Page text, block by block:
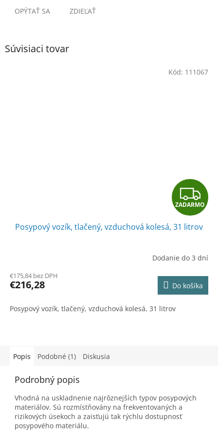
OPÝTAŤ SA ZDIEĽAŤ
Súvisiaci tovar
Z
A
D
A
R
M
ZADARMO
Posypový vozík, tlačený, vzduchová kolesá, 31 litrov
Dodanie do 3 dní
€175,84 bez DPH
€216,28 Do košíka
Posypový vozík, tlačený, vzduchová kolesá, 31 litrov
Kód: 111067
Popis Podobné (1) Diskusia
Podrobný popis
Vhodná na uskladnenie najrôznejších typov posypových
materiálov. Sú rozmístňovány na frekventovaných a
rizikových úsekoch a zaisťujú tak rýchlu dostupnosť
posypového materiálu.